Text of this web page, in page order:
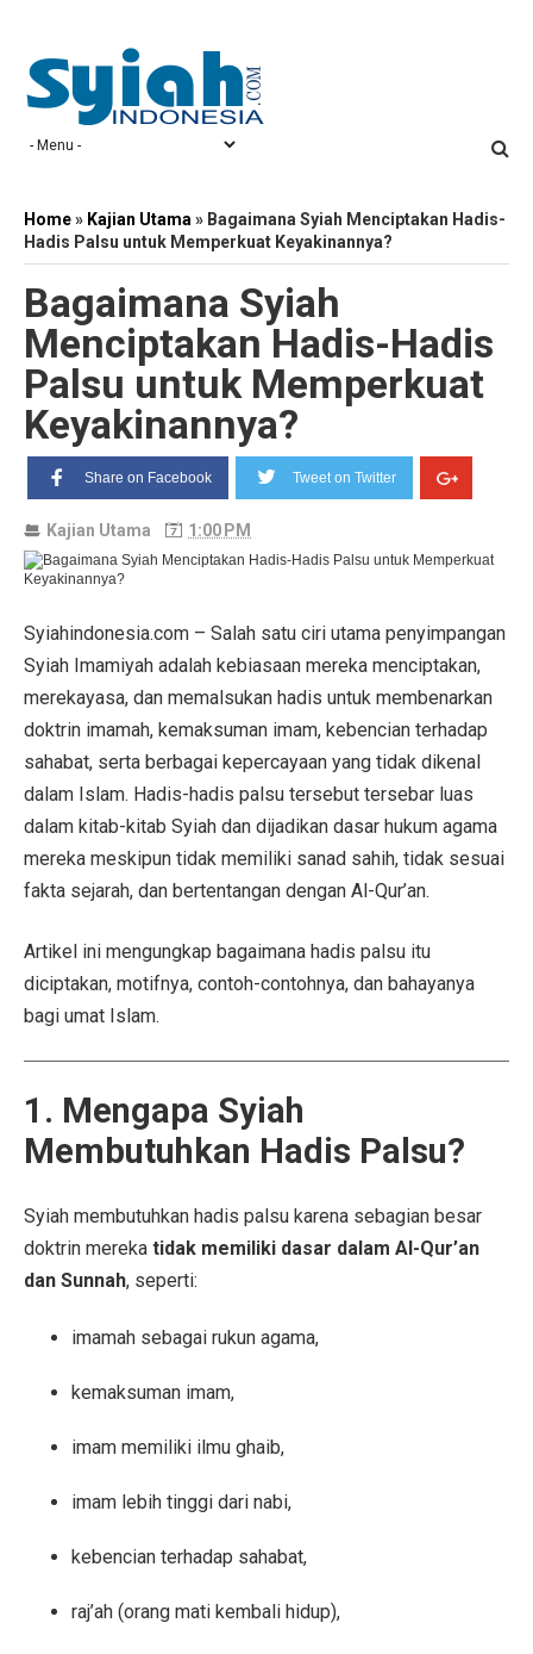
Home» Kajian Utama » Bagaimana Syiah Menciptakan Hadis-
Hadis Palsu untuk Memperkuat Keyakinannya?
Bagaimana Syiah
Menciptakan Hadis-Hadis
Palsu untuk Memperkuat
Keyakinannya?
Share on Facebook Tweet on Twitter
Kajian Utama 1:00 PM
Syiahindonesia.com – Salah satu ciri utama penyimpangan
Syiah Imamiyah adalah kebiasaan mereka menciptakan,
merekayasa, dan memalsukan hadis untuk membenarkan
doktrin imamah, kemaksuman imam, kebencian terhadap
sahabat, serta berbagai kepercayaan yang tidak dikenal
dalam Islam. Hadis-hadis palsu tersebut tersebar luas
dalam kitab-kitab Syiah dan dijadikan dasar hukum agama
mereka meskipun tidak memiliki sanad sahih, tidak sesuai
fakta sejarah, dan bertentangan dengan Al-Qur’an.
Artikel ini mengungkap bagaimana hadis palsu itu
diciptakan, motifnya, contoh-contohnya, dan bahayanya
bagi umat Islam.
1. Mengapa Syiah
Membutuhkan Hadis Palsu?
Syiah membutuhkan hadis palsu karena sebagian besar
doktrin mereka tidak memiliki dasar dalam Al-Qur’an
dan Sunnah, seperti:
imamah sebagai rukun agama,
kemaksuman imam,
imam memiliki ilmu ghaib,
imam lebih tinggi dari nabi,
kebencian terhadap sahabat,
raj’ah (orang mati kembali hidup),